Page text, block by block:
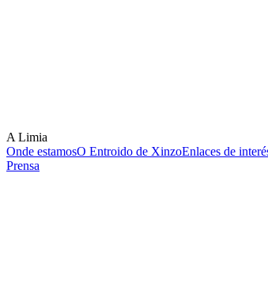
A Limia
Onde estamosO Entroido de XinzoEnlaces de
Prensa